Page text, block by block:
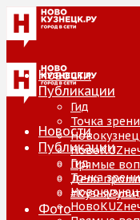
Новости
Публикации
Гид
Точка
Прямые
Дело
#КузняРулит
Фото
Новости
Публикации
Гид
Точка